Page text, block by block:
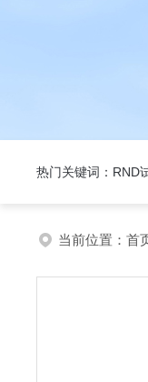
热门关键词：RND
当前位置： 首